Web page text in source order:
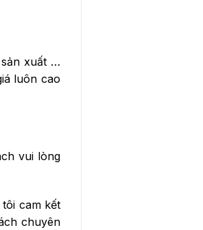
xuất …
luôn cao
vui lòng
cam kết
chuyên